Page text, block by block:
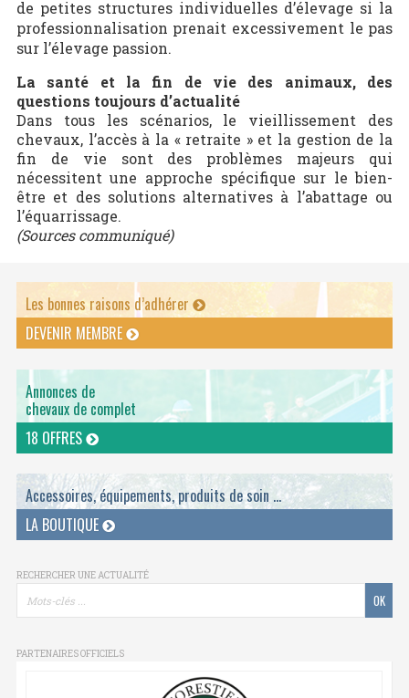
de petites structures individuelles d’élevage si la
professionnalisation prenait excessivement le pas
sur l’élevage passion.
La santé et la fin de vie des animaux, des
questions toujours d’actualité
Dans tous les scénarios, le vieillissement des
chevaux, l’accès à la « retraite » et la gestion de la
fin de vie sont des problèmes majeurs qui
nécessitent une approche spécifique sur le bien-
être et des solutions alternatives à l’abattage ou
l’équarrissage.
(Sources communiqué)
Les bonnes raisons d’adhérer
DEVENIR MEMBRE
Annonces de
chevaux de complet
18 OFFRES
Accessoires, équipements, produits de soin ...
LA BOUTIQUE
RECHERCHER UNE ACTUALITÉ
PARTENAIRES OFFICIELS